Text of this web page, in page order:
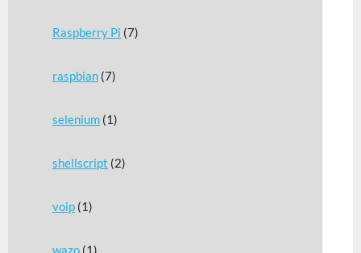
Raspberry Pi (7)
raspbian (7)
selenium (1)
shellscript (2)
voip (1)
wazo (1)